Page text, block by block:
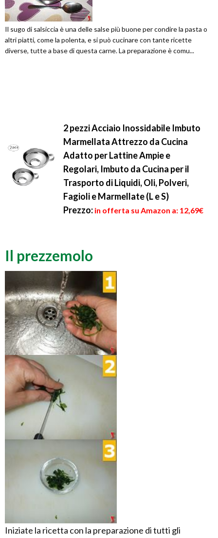
Il sugo di salsiccia è una delle salse più buone per condire la pasta o
altri piatti, come la polenta, e si può cucinare con tante ricette
diverse, tutte a base di questa carne. La preparazione è comu...
2 pezzi Acciaio Inossidabile Imbuto
Marmellata Attrezzo da Cucina
Adatto per Lattine Ampie e
Regolari, Imbuto da Cucina per il
Trasporto di Liquidi, Oli, Polveri,
Fagioli e Marmellate (L e S)
Prezzo: in offerta su Amazon a: 12,69€
Il prezzemolo
Iniziate la ricetta con la preparazione di tutti gli